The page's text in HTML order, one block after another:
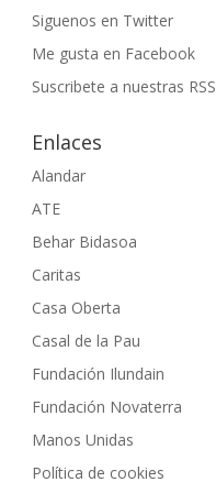
Siguenos en Twitter
Me gusta en Facebook
Suscribete a nuestras RSS
Enlaces
Alandar
ATE
Behar Bidasoa
Caritas
Casa Oberta
Casal de la Pau
Fundación Ilundain
Fundación Novaterra
Manos Unidas
Política de cookies